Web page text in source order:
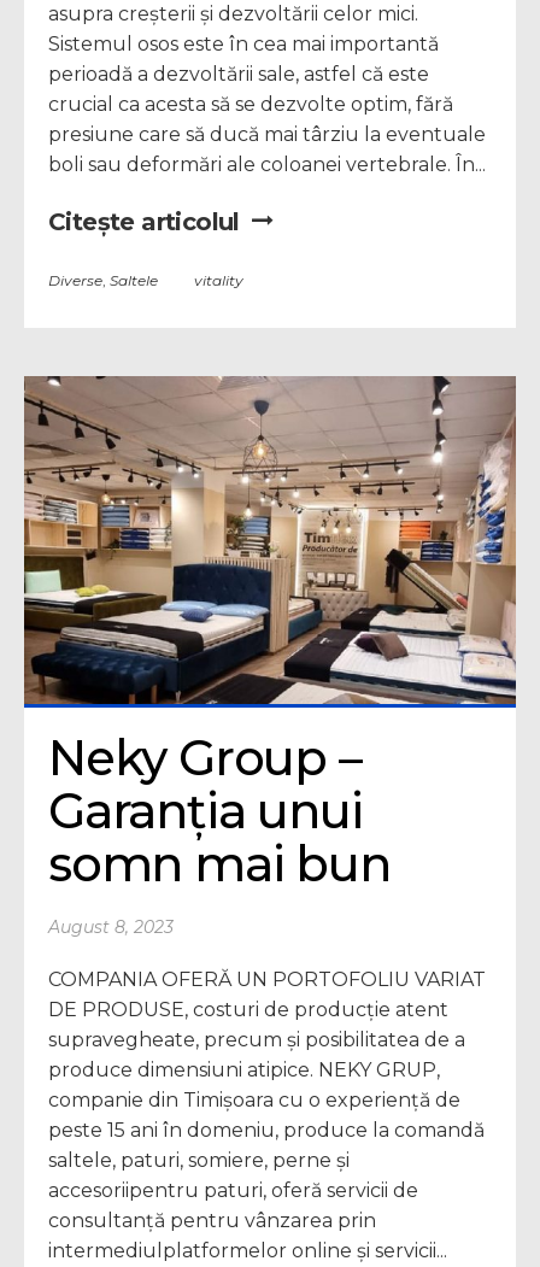
asupra creșterii și dezvoltării celor mici.
Sistemul osos este în cea mai importantă
perioadă a dezvoltării sale, astfel că este
crucial ca acesta să se dezvolte optim, fără
presiune care să ducă mai târziu la eventuale
boli sau deformări ale coloanei vertebrale. În...
Citește articolul
Diverse Saltele vitality
Neky Group –
Garanția unui
somn mai bun
August 8, 2023
COMPANIA OFERĂ UN PORTOFOLIU VARIAT
DE PRODUSE, costuri de producție atent
supravegheate, precum și posibilitatea de a
produce dimensiuni atipice. NEKY GRUP,
companie din Timișoara cu o experiență de
peste 15 ani în domeniu, produce la comandă
saltele, paturi, somiere, perne și
accesoriipentru paturi, oferă servicii de
consultanță pentru vânzarea prin
intermediulplatformelor online și servicii...